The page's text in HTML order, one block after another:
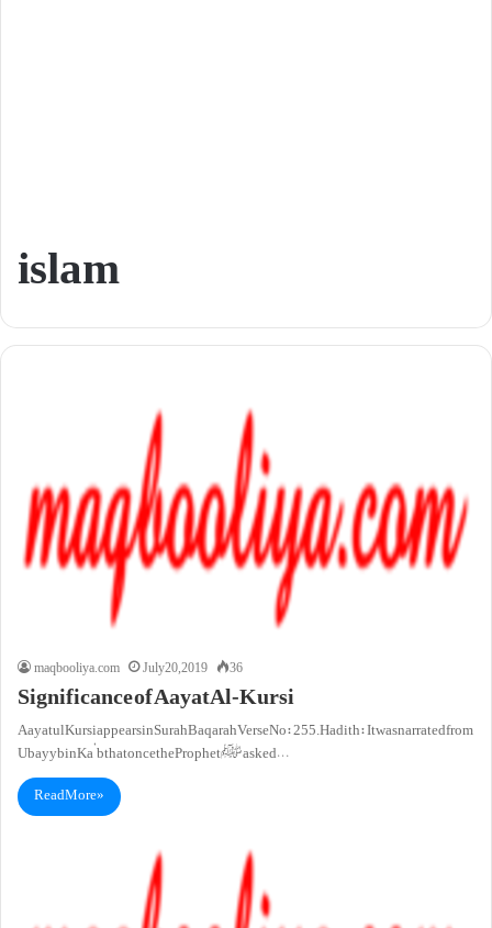
islam
maqbooliya.com July 20, 2019 36
Significance of AayatAl-Kursi
Aayatul Kursiappears in Surah BaqarahVerse No:255. Hadith: It was narrated from
Ubayy bin Ka’b that once the Prophet ﷺ asked…
Read More »